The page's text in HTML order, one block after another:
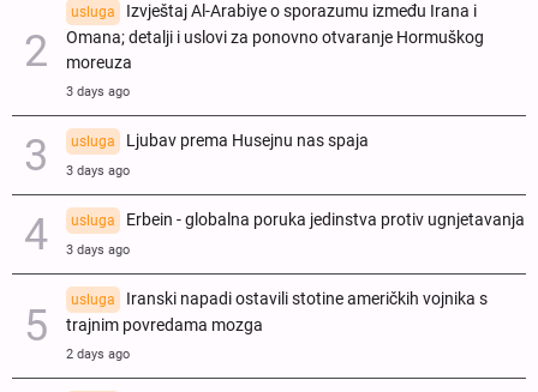
usluga
Izvještaj Al-Arabiye o sporazumu između Irana i
Omana; detalji i uslovi za ponovno otvaranje Hormuškog
moreuza
3 days ago
usluga Ljubav prema Husejnu nas spaja
3 days ago
usluga Erbein - globalna poruka jedinstva protiv ugnjetavanja
3 days ago
usluga
Iranski napadi ostavili stotine američkih vojnika s
trajnim povredama mozga
2 days ago